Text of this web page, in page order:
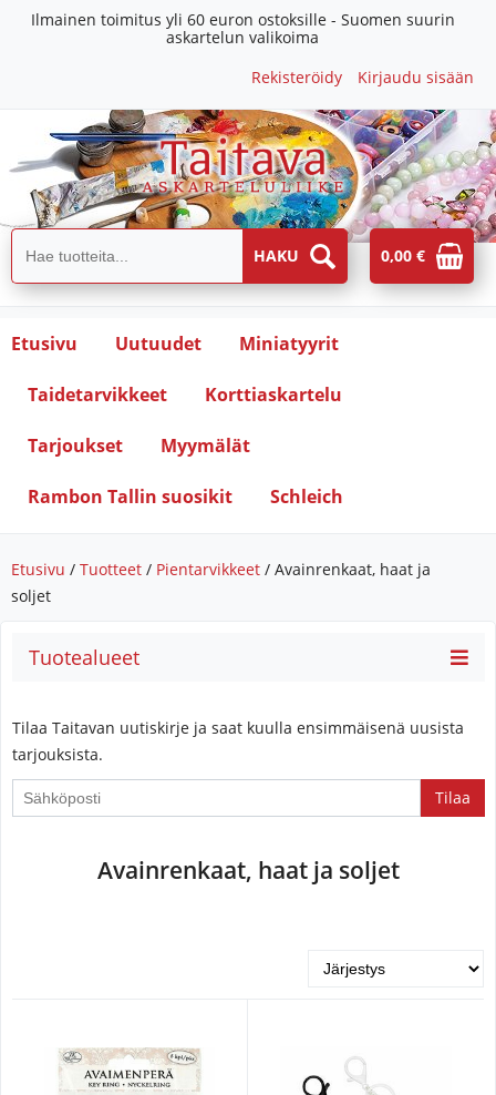
Ilmainen toimitus yli 60 euron ostoksille - Suomen suurin
askartelun valikoima
Rekisteröidy
Kirjaudu sisään
0,00 €
Etusivu Uutuudet Miniatyyrit
Taidetarvikkeet Korttiaskartelu
Tarjoukset Myymälät
Rambon Tallin suosikit Schleich
Etusivu / Tuotteet / Pientarvikkeet / Avainrenkaat, haat ja
soljet
Tuotealueet
Tilaa Taitavan uutiskirje ja saat kuulla ensimmäisenä uusista
tarjouksista.
Avainrenkaat, haat ja soljet